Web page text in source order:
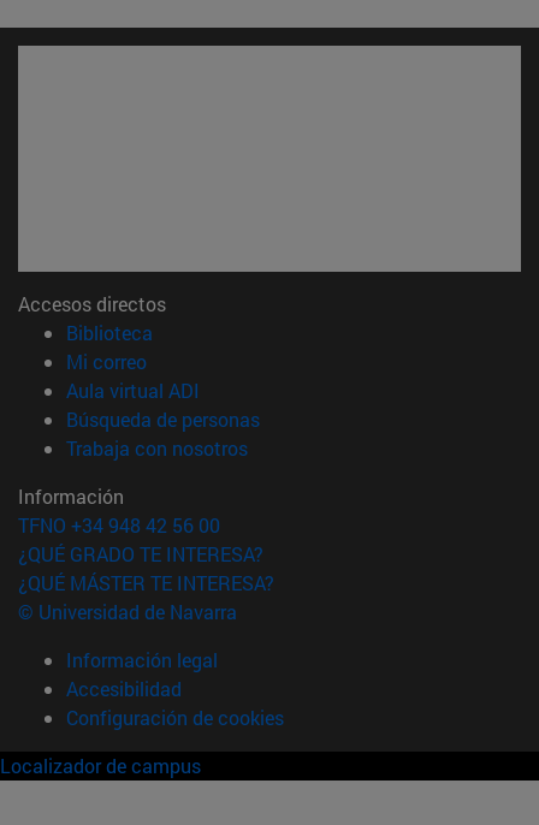
Accesos directos
Biblioteca
Mi correo(abre en nueva ventana)
Aula virtual ADI
Búsqueda de personas(abre en nueva ventana)
Trabaja con nosotros(abre en nueva ventana)
Información
TFNO +34 948 42 56 00
¿QUÉ GRADO TE INTERESA?
¿QUÉ MÁSTER TE INTERESA?
© Universidad de Navarra
Información legal
Accesibilidad
Configuración de cookies
Localizador de campus